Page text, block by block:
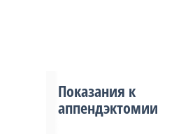
Показания к
аппендэктомии